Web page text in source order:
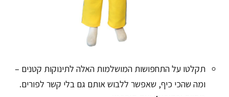
תקלטו על התחפושות המושלמות האלה לתינוקות קטנים –
ומה שהכי כיף, שאפשר ללבוש אותם גם בלי קשר לפורים.